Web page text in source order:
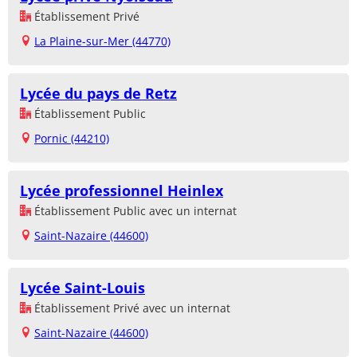
Établissement Privé
La Plaine-sur-Mer (44770)
Lycée du pays de Retz
Établissement Public
Pornic (44210)
Lycée professionnel Heinlex
Établissement Public avec un internat
Saint-Nazaire (44600)
Lycée Saint-Louis
Établissement Privé avec un internat
Saint-Nazaire (44600)